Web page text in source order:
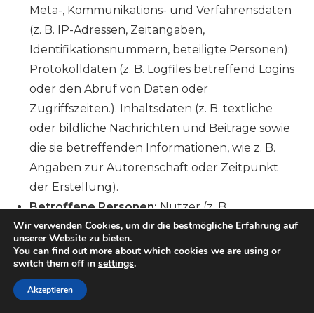
Meta-, Kommunikations- und Verfahrensdaten
(z. B. IP-Adressen, Zeitangaben,
Identifikationsnummern, beteiligte Personen);
Protokolldaten (z. B. Logfiles betreffend Logins
oder den Abruf von Daten oder
Zugriffszeiten.). Inhaltsdaten (z. B. textliche
oder bildliche Nachrichten und Beiträge sowie
die sie betreffenden Informationen, wie z. B.
Angaben zur Autorenschaft oder Zeitpunkt
der Erstellung).
Betroffene Personen:Nutzer (z. B.
Webseitenbesucher, Nutzer von
Onlinediensten).
Zwecke der Verarbeitung:
unseres Onlineangebotes und
Nutzerfreundlichkeit; Informationstechnische
Wir verwenden Cookies, um dir die bestmögliche Erfahrung auf
unserer Website zu bieten.
You can find out more about which cookies we are using or
switch them off in settings.
Akzeptieren